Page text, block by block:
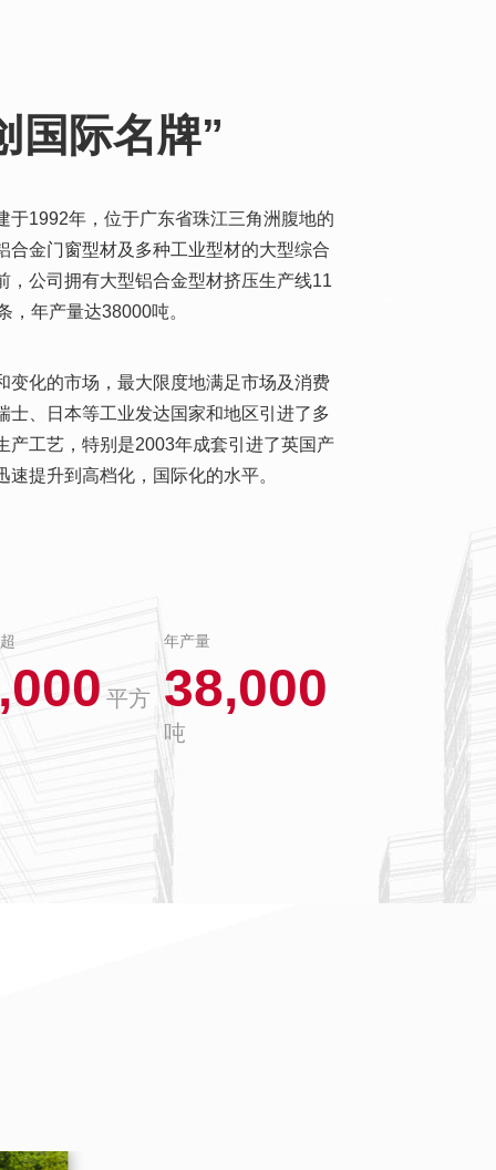
国际名牌”
于1992年，位于广东省珠江三角洲腹地的
合金门窗型材及多种工业型材的大型综合
，公司拥有大型铝合金型材挤压生产线11
，年产量达38000吨。
变化的市场，最大限度地满足市场及消费
士、日本等工业发达国家和地区引进了多
产工艺，特别是2003年成套引进了英国产
提升到高档化，国际化的水平。
平方
年产量
38,000
吨